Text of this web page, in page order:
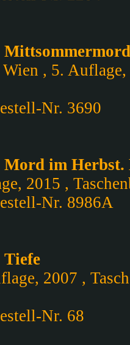
, 5.
Nr. 3690
Mord im
2015 ,
Nr. 8986A
2007 ,
Nr. 68